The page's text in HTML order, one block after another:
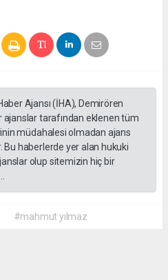
Ajansı (İHA), Demirören
ajanslar tarafından eklenen tüm
müdahalesi olmadan ajans
Bu haberlerde yer alan hukuki
olup sitemizin hiç bir
#mahmut yılmaz